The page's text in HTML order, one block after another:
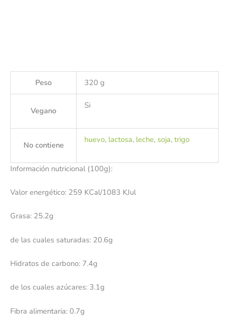
Peso 320 g
Vegano
Si
No contiene
huevo, lactosa, leche, soja, trigo
Información nutricional (100g):
Valor energético: 259 KCal/1083 KJul
Grasa: 25.2g
de las cuales saturadas: 20.6g
Hidratos de carbono: 7.4g
de los cuales azúcares: 3.1g
Fibra alimentaria: 0.7g